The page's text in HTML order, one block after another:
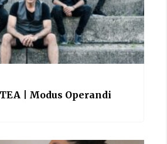
| Modus Operandi